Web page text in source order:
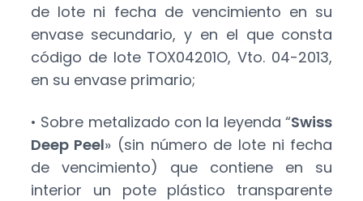
de lote ni fecha de vencimiento en su
envase secundario, y en el que consta
código de lote TOX04201O, Vto. 04-2013,
en su envase primario;
• Sobre metalizado con la leyenda “Swiss
Deep Peel» (sin número de lote ni fecha
de vencimiento) que contiene en su
interior un pote plástico transparente